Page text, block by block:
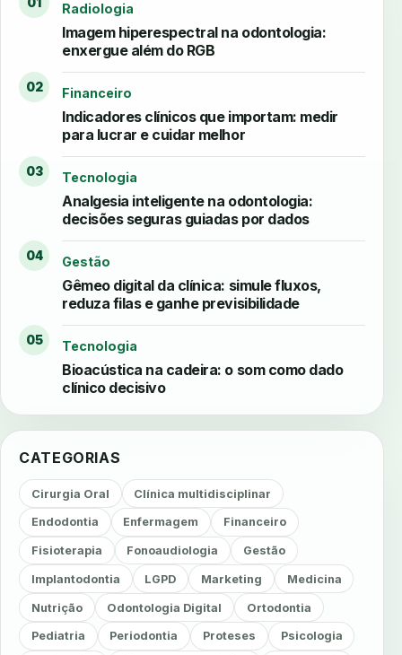
01 Radiologia
Imagem hiperespectral na odontologia:
enxergue além do RGB
02 Financeiro
Indicadores clínicos que importam: medir
para lucrar e cuidar melhor
03 Tecnologia
Analgesia inteligente na odontologia:
decisões seguras guiadas por dados
04 Gestão
Gêmeo digital da clínica: simule fluxos,
reduza filas e ganhe previsibilidade
05 Tecnologia
Bioacústica na cadeira: o som como dado
clínico decisivo
CATEGORIAS
Cirurgia Oral Clínica multidisciplinar
Endodontia Enfermagem Financeiro
Fisioterapia Fonoaudiologia Gestão
Implantodontia LGPD Marketing Medicina
Nutrição Odontologia Digital Ortodontia
Pediatria Periodontia Proteses Psicologia